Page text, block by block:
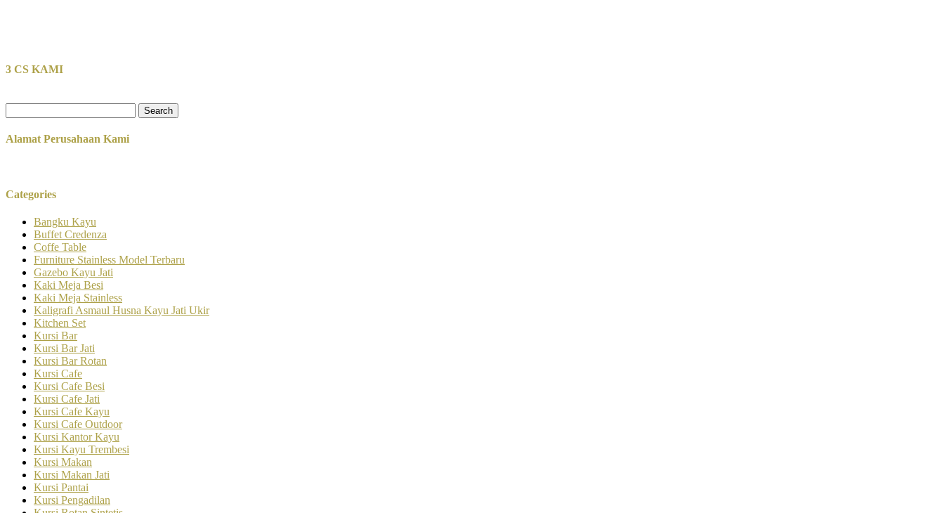
3 CS KAMI
for:
Alamat Perusahaan Kami
Categories
Bangku Kayu
Buffet Credenza
Coffe Table
Furniture Stainless Model Terbaru
Gazebo Kayu Jati
Kaki Meja Besi
Kaki Meja Stainless
Kaligrafi Asmaul Husna Kayu Jati Ukir
Kitchen Set
Kursi Bar
Kursi Bar Jati
Kursi Bar Rotan
Kursi Cafe
Kursi Cafe Besi
Kursi Cafe Jati
Kursi Cafe Kayu
Kursi Cafe Outdoor
Kursi Kantor Kayu
Kursi Kayu Trembesi
Kursi Makan
Kursi Makan Jati
Kursi Pantai
Kursi Pengadilan